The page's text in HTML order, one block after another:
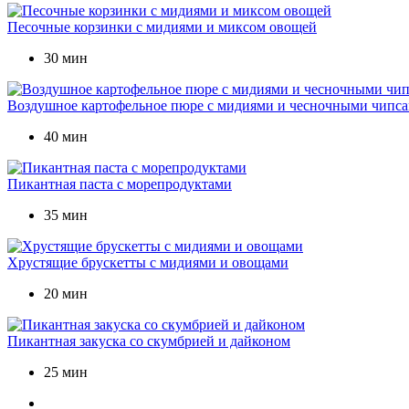
Песочные корзинки с мидиями и миксом овощей
30 мин
Воздушное картофельное пюре с мидиями и чесночными
40 мин
Пикантная паста с морепродуктами
35 мин
Хрустящие брускетты с мидиями и овощами
20 мин
Пикантная закуска со скумбрией и дайконом
25 мин